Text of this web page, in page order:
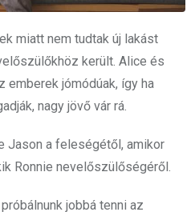
miatt nem tudtak új lakást
került. Alice és
emberek jómódúak, így ha
nagy jövő vár rá.
Jason a feleségétől, amikor
Ronnie nevelőszülőségéről.
jobbá tenni az